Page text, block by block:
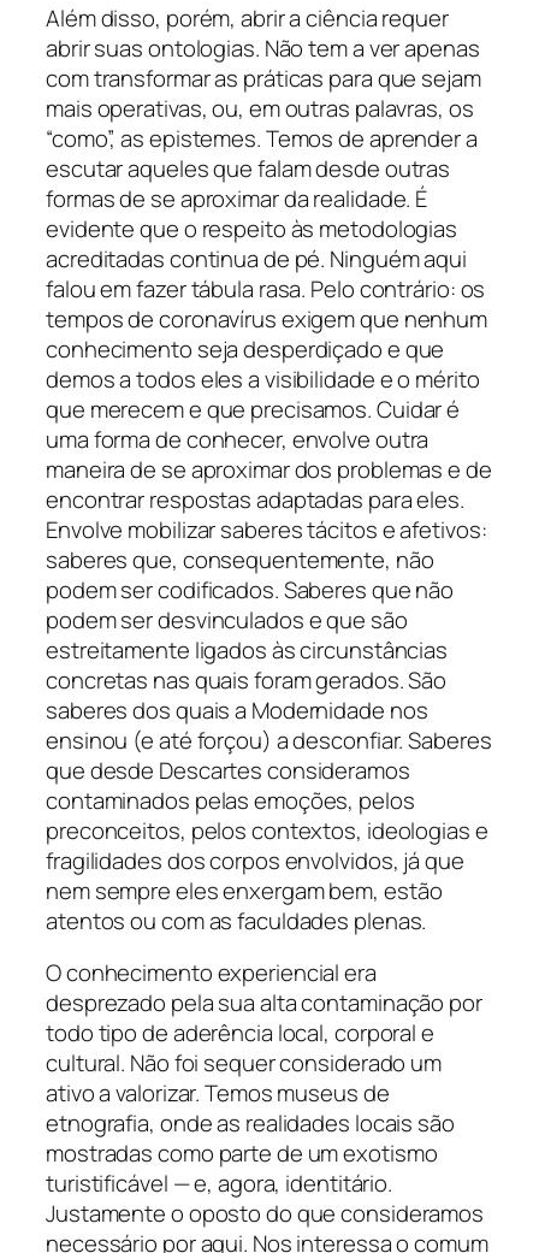
Além disso, porém, abrir a ciência requer
abrir suas ontologias. Não tem a ver apenas
com transformar as práticas para que sejam
mais operativas, ou, em outras palavras, os
“como”, as epistemes. Temos de aprender a
escutar aqueles que falam desde outras
formas de se aproximar da realidade. É
evidente que o respeito às metodologias
acreditadas continua de pé. Ninguém aqui
falou em fazer tábula rasa. Pelo contrário: os
tempos de coronavírus exigem que nenhum
conhecimento seja desperdiçado e que
demos a todos eles a visibilidade e o mérito
que merecem e que precisamos. Cuidar é
uma forma de conhecer, envolve outra
maneira de se aproximar dos problemas e de
encontrar respostas adaptadas para eles.
Envolve mobilizar saberes tácitos e afetivos:
saberes que, consequentemente, não
podem ser codificados. Saberes que não
podem ser desvinculados e que são
estreitamente ligados às circunstâncias
concretas nas quais foram gerados. São
saberes dos quais a Modernidade nos
ensinou (e até forçou) a desconfiar. Saberes
que desde Descartes consideramos
contaminados pelas emoções, pelos
preconceitos, pelos contextos, ideologias e
fragilidades dos corpos envolvidos, já que
nem sempre eles enxergam bem, estão
atentos ou com as faculdades plenas.
O conhecimento experiencial era
desprezado pela sua alta contaminação por
todo tipo de aderência local, corporal e
cultural. Não foi sequer considerado um
ativo a valorizar. Temos museus de
etnografia, onde as realidades locais são
mostradas como parte de um exotismo
turistificável — e, agora, identitário.
Justamente o oposto do que consideramos
necessário por aqui. Nos interessa o comum